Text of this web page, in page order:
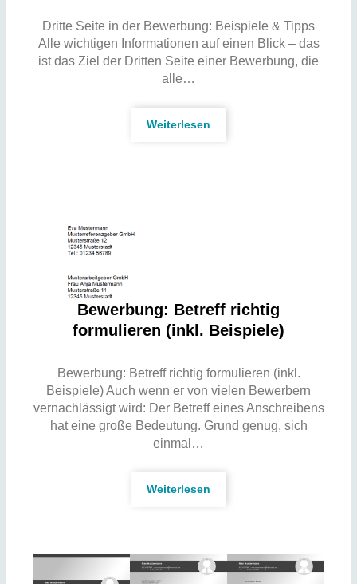
Dritte Seite in der Bewerbung: Beispiele & Tipps
Alle wichtigen Informationen auf einen Blick – das
ist das Ziel der Dritten Seite einer Bewerbung, die
alle…
Weiterlesen
Bewerbung: Betreff richtig
formulieren (inkl. Beispiele)
Bewerbung: Betreff richtig formulieren (inkl.
Beispiele) Auch wenn er von vielen Bewerbern
vernachlässigt wird: Der Betreff eines Anschreibens
hat eine große Bedeutung. Grund genug, sich
einmal…
Weiterlesen